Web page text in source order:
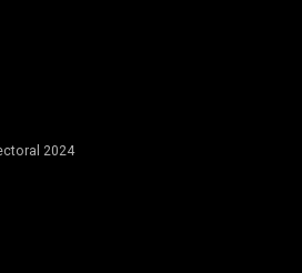
2024